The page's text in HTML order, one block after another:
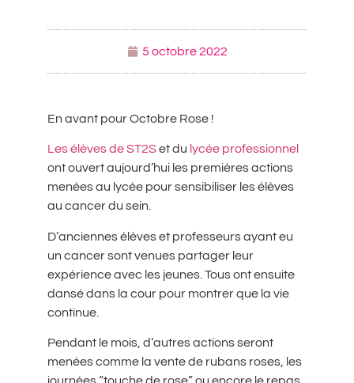
5 octobre 2022
En avant pour Octobre Rose !
Les élèves de ST2Set du lycée professionnel
ont ouvert aujourd’hui les premières actions
menées au lycée pour sensibiliser les élèves
au cancer du sein.
D’anciennes élèves et professeurs ayant eu
un cancer sont venues partager leur
expérience avec les jeunes. Tous ont ensuite
dansé dans la cour pour montrer que la vie
continue.
Pendant le mois, d’autres actions seront
menées comme la vente de rubans roses, les